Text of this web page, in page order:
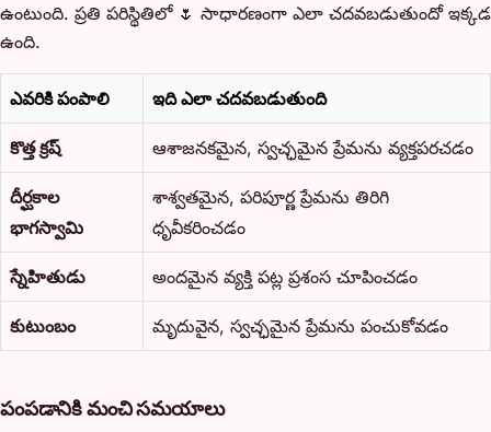
ఉంటుంది. ప్రతి పరిస్థితిలో 🌷 సాధారణంగా ఎలా చదవబడుతుందో ఇక్కడ
ఉంది.
ఎవరికి పంపాలి ఇది ఎలా చదవబడుతుంది
కొత్త క్రష్ ఆశాజనకమైన, స్వచ్ఛమైన ప్రేమను వ్యక్తపరచడం
దీర్ఘకాల
భాగస్వామి
శాశ్వతమైన, పరిపూర్ణ ప్రేమను తిరిగి
ధృవీకరించడం
స్నేహితుడు అందమైన వ్యక్తి పట్ల ప్రశంస చూపించడం
కుటుంబం మృదువైన, స్వచ్ఛమైన ప్రేమను పంచుకోవడం
పంపడానికి మంచి సమయాలు